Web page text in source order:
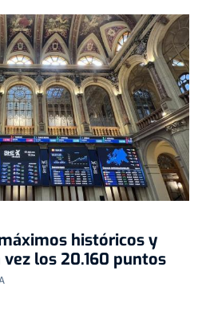
históricos y
los 20.160 puntos